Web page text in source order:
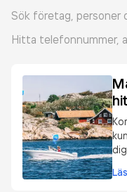
Sök företag, personer
Hitta telefonnummer,
dig.